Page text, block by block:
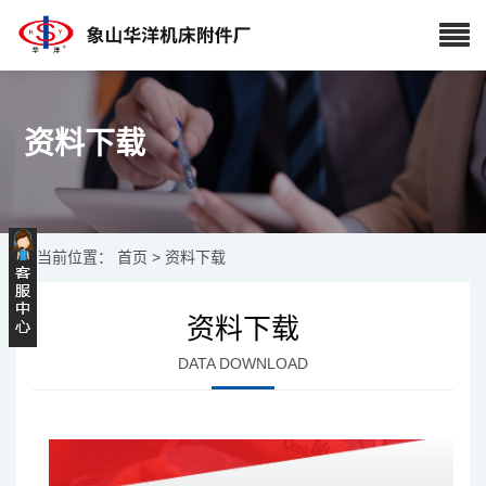
资料下载
当前位置： 首页 > 资料下载
资料下载
DATA DOWNLOAD